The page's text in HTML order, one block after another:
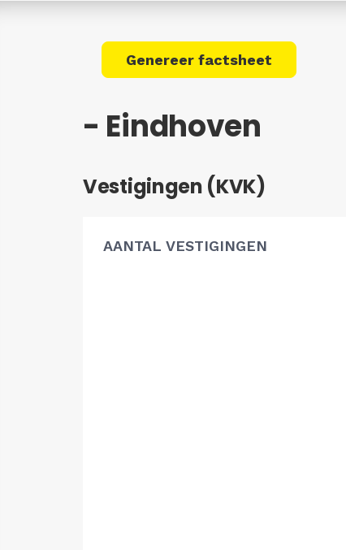
Genereer factsheet
- Eindhoven
Vestigingen (KVK)
AANTAL VESTIGINGEN